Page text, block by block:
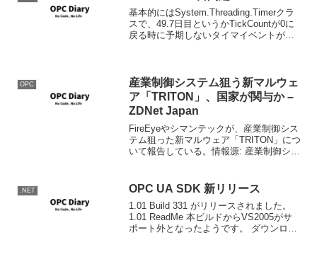
基本的にはSystem.Threading.Timerクラ
スで、49.7日目というかTickCountが0に
戻る時に予期しないタイマイベントが発
OPC
産業制御システム狙う新マルウェ
ア「TRITON」、国家が関与か –
ZDNet Japan
FireEyeやシマンテックが、産業制御シス
テム狙った新マルウェア「TRITON」につ
いて報告している。情報源: 産業制御シス
シーメンス...
.NET OPC UA SDK 新リリース
1.01 Build 331 がリリースされました。
1.01 ReadMe 本ビルドからVS2005がサ
ポート外となったようです。 ダウンロー